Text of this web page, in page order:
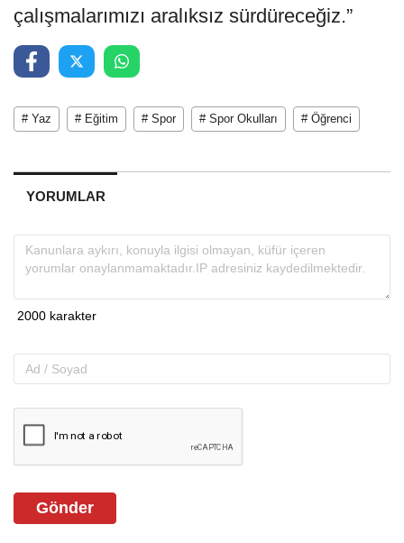
çalışmalarımızı aralıksız sürdüreceğiz.”
# Yaz # Eğitim # Spor # Spor Okulları # Öğrenci
YORUMLAR
Gönder